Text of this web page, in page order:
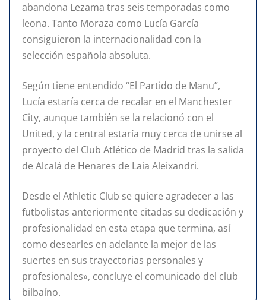
abandona Lezama tras seis temporadas como
leona. Tanto Moraza como Lucía García
consiguieron la internacionalidad con la
selección española absoluta.
Según tiene entendido “El Partido de Manu”,
Lucía estaría cerca de recalar en el Manchester
City, aunque también se la relacionó con el
United, y la central estaría muy cerca de unirse al
proyecto del Club Atlético de Madrid tras la salida
de Alcalá de Henares de Laia Aleixandri.
Desde el Athletic Club se quiere agradecer a las
futbolistas anteriormente citadas su dedicación y
profesionalidad en esta etapa que termina, así
como desearles en adelante la mejor de las
suertes en sus trayectorias personales y
profesionales», concluye el comunicado del club
bilbaíno.